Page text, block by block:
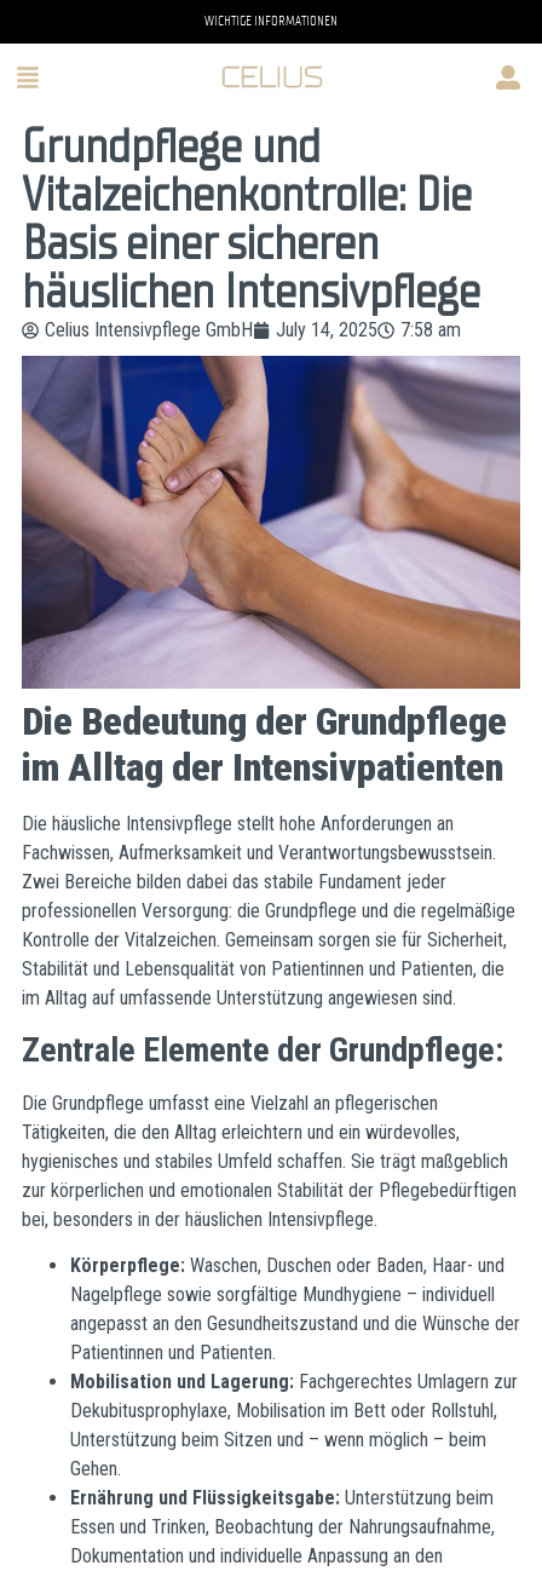
WICHTIGE INFORMATIONEN
Grundpflege und
Vitalzeichenkontrolle: Die
Basis einer sicheren
häuslichen Intensivpflege
Celius Intensivpflege GmbH July 14, 2025 7:58 am
Die Bedeutung der Grundpflege
im Alltag der Intensivpatienten
Die häusliche Intensivpflege stellt hohe Anforderungen an
Fachwissen, Aufmerksamkeit und Verantwortungsbewusstsein.
Zwei Bereiche bilden dabei das stabile Fundament jeder
professionellen Versorgung: die Grundpflege und die regelmäßige
Kontrolle der Vitalzeichen. Gemeinsam sorgen sie für Sicherheit,
Stabilität und Lebensqualität von Patientinnen und Patienten, die
im Alltag auf umfassende Unterstützung angewiesen sind.
Zentrale Elemente der Grundpflege:
Die Grundpflege umfasst eine Vielzahl an pflegerischen
Tätigkeiten, die den Alltag erleichtern und ein würdevolles,
hygienisches und stabiles Umfeld schaffen. Sie trägt maßgeblich
zur körperlichen und emotionalen Stabilität der Pflegebedürftigen
bei, besonders in der häuslichen Intensivpflege.
Körperpflege:Waschen, Duschen oder Baden, Haar- und
Nagelpflege sowie sorgfältige Mundhygiene – individuell
angepasst an den Gesundheitszustand und die Wünsche der
Patientinnen und Patienten.
Mobilisation und Lagerung:Fachgerechtes Umlagern zur
Dekubitusprophylaxe, Mobilisation im Bett oder Rollstuhl,
Unterstützung beim Sitzen und – wenn möglich – beim
Gehen.
Ernährung und Flüssigkeitsgabe:Unterstützung beim
Essen und Trinken, Beobachtung der Nahrungsaufnahme,
Dokumentation und individuelle Anpassung an den